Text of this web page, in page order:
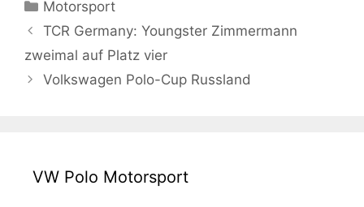
Kategorien
Motorsport
TCR Germany: Youngster Zimmermann
zweimal auf Platz vier
Volkswagen Polo-Cup Russland
VW Polo Motorsport